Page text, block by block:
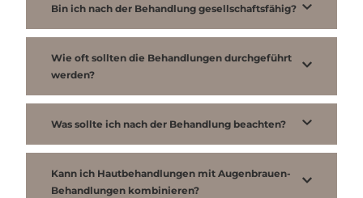
Bin ich nach der Behandlung gesellschaftsfähig?
Wie oft sollten die Behandlungen durchgeführt
werden?
Was sollte ich nach der Behandlung beachten?
Kann ich Hautbehandlungen mit Augenbrauen-
Behandlungen kombinieren?